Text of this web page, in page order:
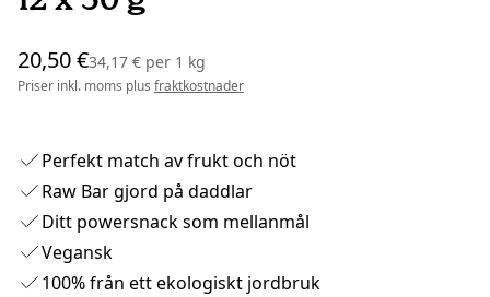
20,50 €34,17 € per 1 kg
Priser inkl. moms plus fraktkostnader
Perfekt match av frukt och nöt
Raw Bar gjord på daddlar
Ditt powersnack som mellanmål
Vegansk
100% från ett ekologiskt jordbruk